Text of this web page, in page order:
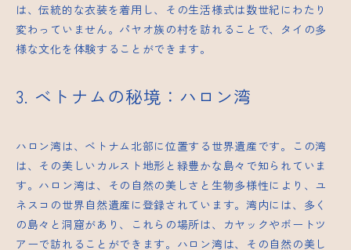
は、伝統的な衣装を着用し、その生活様式は数世紀にわたり
変わっていません。パヤオ族の村を訪れることで、タイの多
様な文化を体験することができます。
3. ベトナムの秘境：ハロン湾
ハロン湾は、ベトナム北部に位置する世界遺産です。この湾
は、その美しいカルスト地形と緑豊かな島々で知られていま
す。ハロン湾は、その自然の美しさと生物多様性により、ユ
ネスコの世界自然遺産に登録されています。湾内には、多く
の島々と洞窟があり、これらの場所は、カヤックやボートツ
アーで訪れることができます。ハロン湾は、その自然の美し